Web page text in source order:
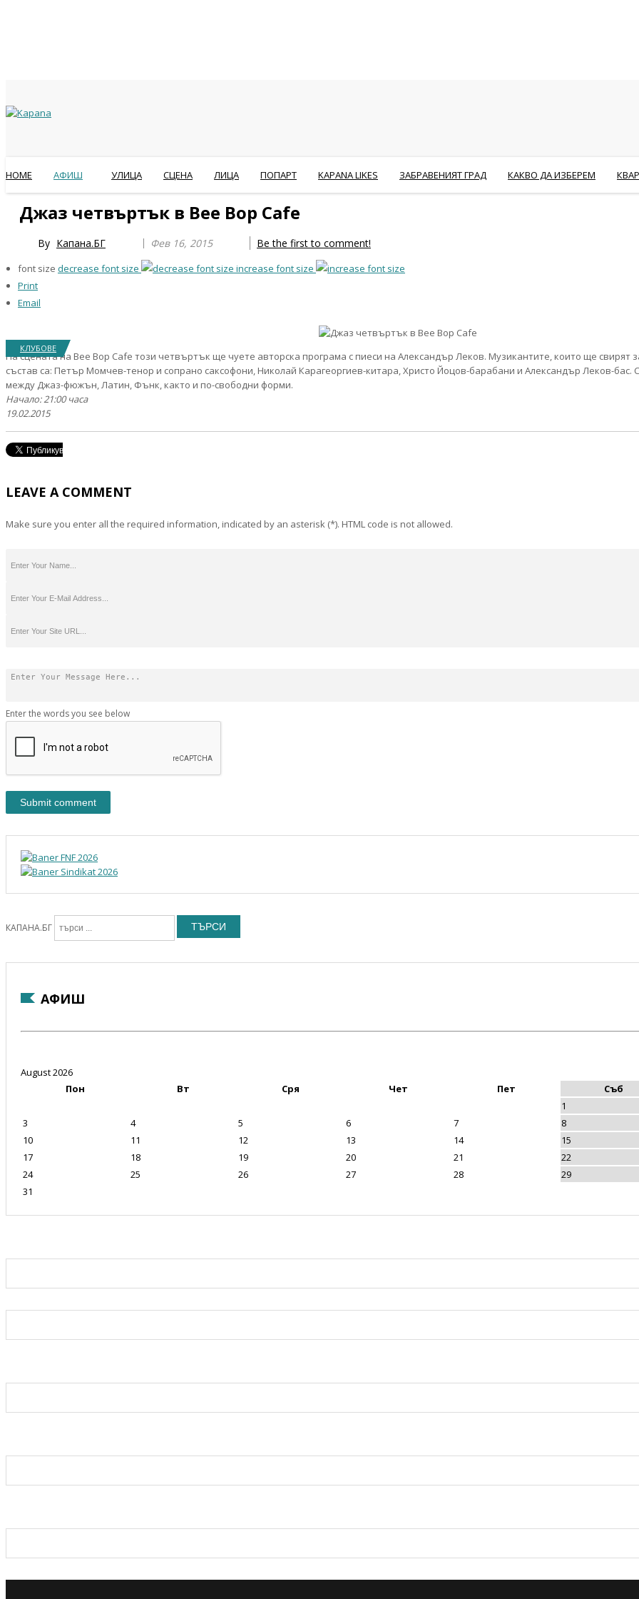
HOME АФИШ УЛИЦА СЦЕНА ЛИЦА ПОПАРТ KAPANA LIKES ЗАБРАВЕНИЯТ ГРАД КАКВО ДА ИЗБЕРЕМ
Джаз четвъртък в Bee Bop Cafe
By Капана.БГ Фев 16, 2015 Be the first to comment!
font size decrease font size
increase font size
Print
Email
КЛУБОВЕ
На сцената на Bee Bop Cafe този четвъртък ще чуете авторска програма с пиеси на Александър Леков. Музикантите, които ще свирят
състав са: Петър Момчев-тенор и сопрано саксофони, Николай Карагеоргиев-китара, Христо Йоцов-барабани и Александър Леков-бас.
между Джаз-фюжън, Латин, Фънк, както и по-свободни форми.
Начало: 21:00 часа
19.02.2015
LEAVE A COMMENT
Make sure you enter all the required information, indicated by an asterisk (*). HTML code is not allowed.
Enter the words you see below
КАПАНА.БГ ТЪРСИ
АФИШ
Year
Month
Year
Month
August 2026
Пон
Вт Сря Чет Пет Съб
1
3
4 5 6 7 8
10
11 12 13 14 15
17
18 19 20 21 22
24
25 26 27 28 29
31